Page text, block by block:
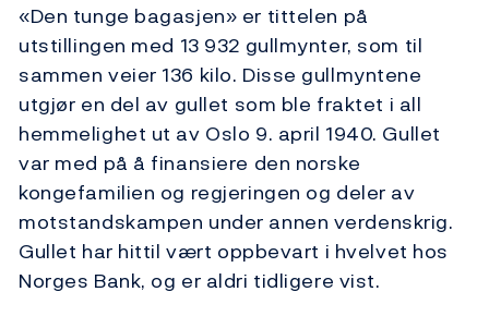
«Den tunge bagasjen» er tittelen på
utstillingen med 13 932 gullmynter, som til
sammen veier 136 kilo. Disse gullmyntene
utgjør en del av gullet som ble fraktet i all
hemmelighet ut av Oslo 9. april 1940. Gullet
var med på å finansiere den norske
kongefamilien og regjeringen og deler av
motstandskampen under annen verdenskrig.
Gullet har hittil vært oppbevart i hvelvet hos
Norges Bank, og er aldri tidligere vist.